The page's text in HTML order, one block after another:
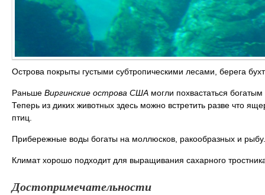
Острова покрыты густыми субтропическими лесами, берега
Раньше Виргинские острова США могли похвастаться
Теперь из диких животных здесь можно встретить разве что
птиц.
Прибережные воды богаты на моллюсков, ракообразных и рыбу.
Климат хорошо подходит для выращивания сахарного
Достопримечательности